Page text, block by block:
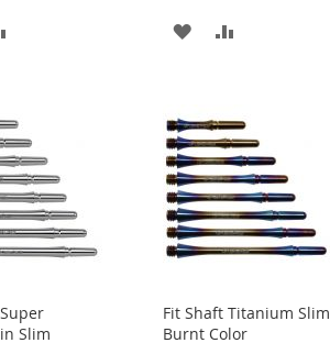
比
較
添
收
藏
夾
比
較
Slim
Fit Shaft Titanium Slim
Burnt Color